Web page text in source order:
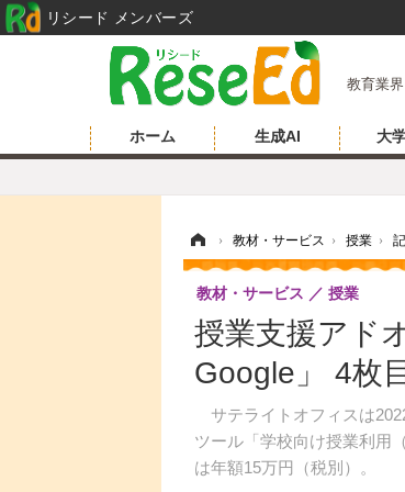
教育業
ホーム 生成AI 大
› 教材・サービス › 授業 ›
授業支援アド
Google」 4枚
サテライトオフィスは
ツール「学校向け授業利用
は年額15万円（税別）。
教材・サービス 授業
リシード メンバーズ